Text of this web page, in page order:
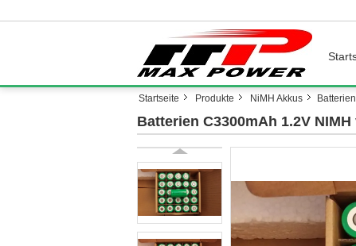
Startseite Produkte NiMH Akkus
Batterien C3300mAh 1.2V